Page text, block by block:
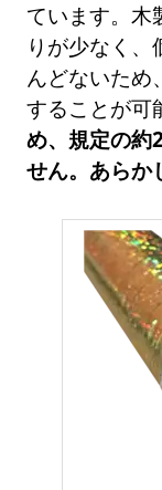
ています。木
りが少なく、
んどないため
することが可
め、規定の約
せん。あらか